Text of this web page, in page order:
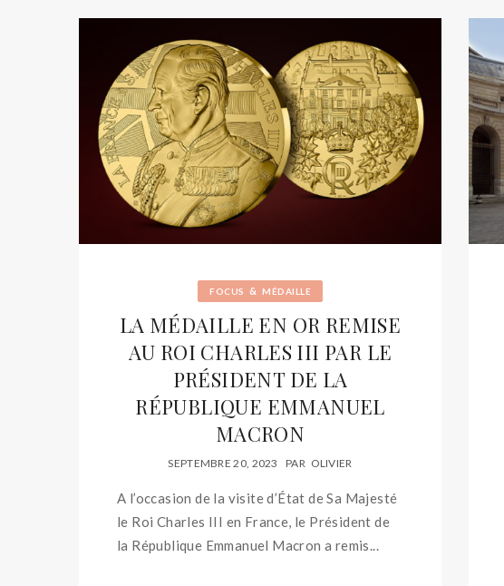
FOCUS & MÉDAILLE
LA MÉDAILLE EN OR REMISE
AU ROI CHARLES III PAR LE
PRÉSIDENT DE LA
RÉPUBLIQUE EMMANUEL
MACRON
SEPTEMBRE 20, 2023 PAR OLIVIER
A l’occasion de la visite d’État de Sa Majesté
le Roi Charles III en France, le Président de
la République Emmanuel Macron a remis...